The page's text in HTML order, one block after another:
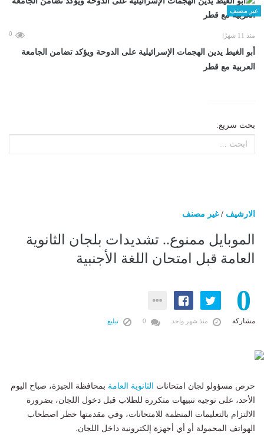
غير مصنف
منذ 11 شهرًا 0
أبو الغيط يدين الهجمات الإسرائيلية على الدوحة ويؤكد تضامن الجامعة
العربية مع قطر
بحث سريع:
الارشيف /غير مصنف
الموبايل ممنوع.. تشديدات بلجان الثانوية
العامة قبل امتحان اللغة الأجنبية
0
مشاركة منذ شهر واحد تبليغ
حرص مسؤولو لجان امتحانات الثانوية العامة بمحافظة الجيزة، صباح اليوم
الأحد، على توجيه تنبيهات متكررة للطلاب قبل دخول اللجان، بضرورة
الالتزام بالتعليمات المنظمة للامتحانات، وفي مقدمتها حظر اصطحاب
الهواتف المحمولة أو أي أجهزة إلكترونية داخل اللجان.